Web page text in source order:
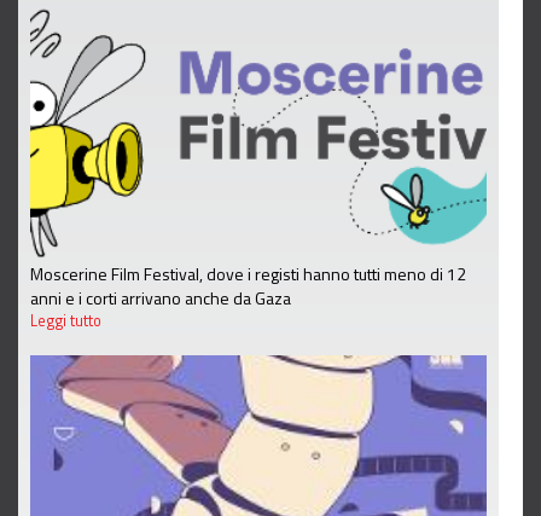
Moscerine Film Festival, dove i registi hanno tutti meno di 12
anni e i corti arrivano anche da Gaza
Leggi tutto